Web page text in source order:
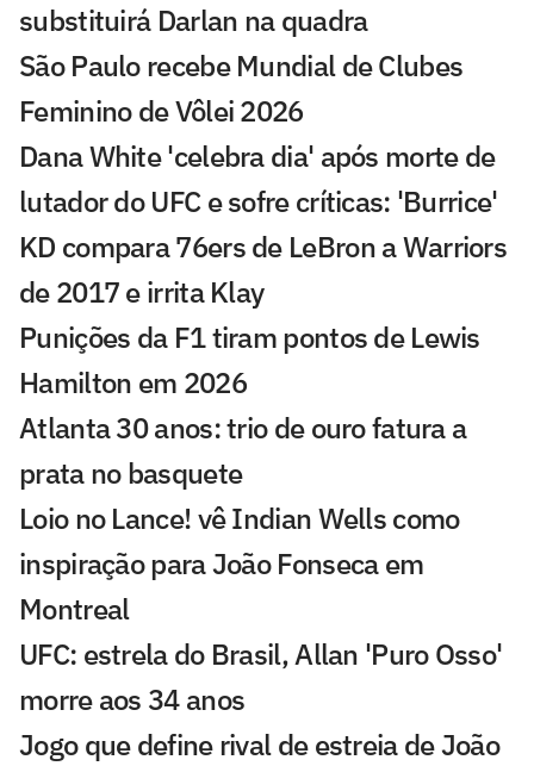
substituirá Darlan na quadra
São Paulo recebe Mundial de Clubes
Feminino de Vôlei 2026
Dana White 'celebra dia' após morte de
lutador do UFC e sofre críticas: 'Burrice'
KD compara 76ers de LeBron a Warriors
de 2017 e irrita Klay
Punições da F1 tiram pontos de Lewis
Hamilton em 2026
Atlanta 30 anos: trio de ouro fatura a
prata no basquete
Loio no Lance! vê Indian Wells como
inspiração para João Fonseca em
Montreal
UFC: estrela do Brasil, Allan 'Puro Osso'
morre aos 34 anos
Jogo que define rival de estreia de João